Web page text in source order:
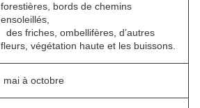
forestières, bords de chemins
ensoleillés,
des friches, ombellifères, d’autres
fleurs, végétation haute et les buissons.
mai à octobre